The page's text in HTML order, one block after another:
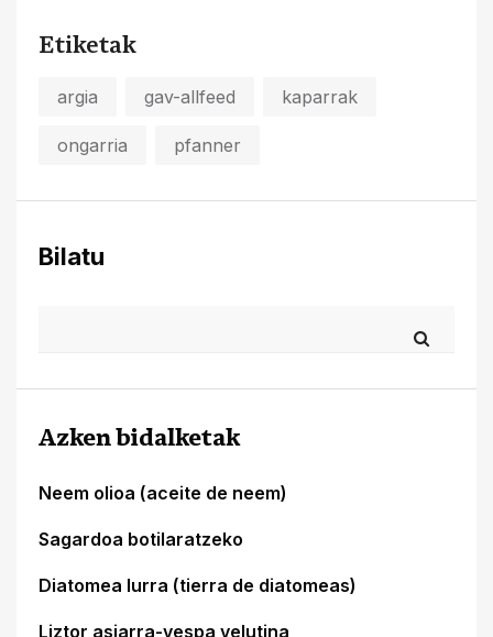
Etiketak
argia gav-allfeed kaparrak
ongarria pfanner
Bilatu
Azken bidalketak
Neem olioa (aceite de neem)
Sagardoa botilaratzeko
Diatomea lurra (tierra de diatomeas)
Liztor asiarra-vespa velutina